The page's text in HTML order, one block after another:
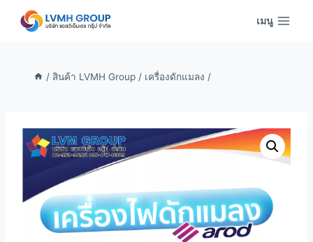
เมนู
/ สินค้า LVMH Group / เครื่องดักแมลง /